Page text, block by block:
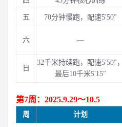
五 70分钟慢跑，配速5′50″
六 —
日
32千米持续跑，配速5′50″，
最后10千米5′15″
第7周：2025.9.29～10.5
周 计划